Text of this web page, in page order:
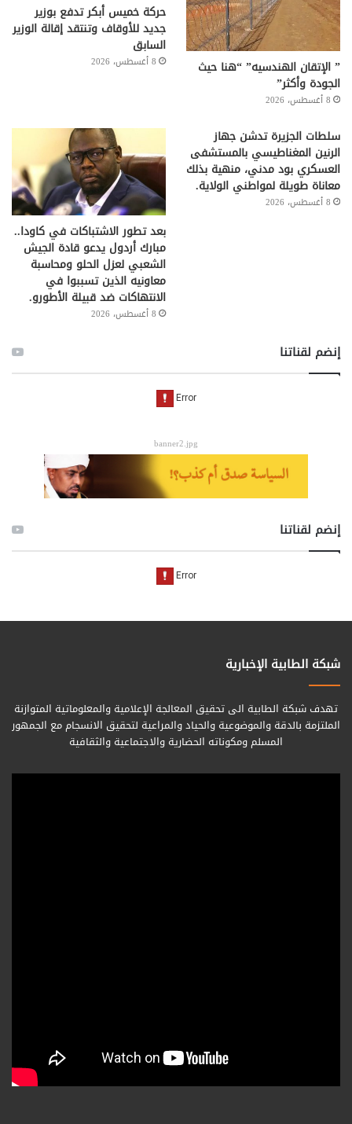
” الإتقان الهندسيه” “هنا حيث
الجودة وأكثر”
8 أغسطس، 2026
حركة خميس أبكر تدفع بوزير
جديد للأوقاف وتنتقد إقالة الوزير
السابق
8 أغسطس، 2026
سلطات الجزيرة تدشن جهاز
الرنين المغناطيسي بالمستشفى
العسكري بود مدني، منهية بذلك
معاناة طويلة لمواطني الولاية.
8 أغسطس، 2026
بعد تطور الاشتباكات في كاودا..
مبارك أردول يدعو قادة الجيش
الشعبي لعزل الحلو ومحاسبة
معاونيه الذين تسببوا في
الانتهاكات ضد قبيلة الأطورو.
8 أغسطس، 2026
إنضم لقناتنا
banner2.jpg
إنضم لقناتنا
شبكة الطابية الإخبارية
تهدف شبكة الطابية الى تحقيق المعالجة الإعلامية والمعلوماتية المتوازنة
الملتزمة بالدقة والموضوعية والحياد والمراعية لتحقيق الانسجام مع الجمهور
المسلم ومكوناته الحضارية والاجتماعية والثقافية